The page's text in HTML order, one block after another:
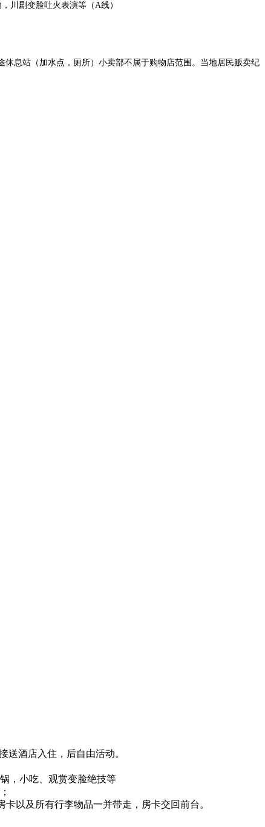
川剧变脸吐火表演等（A线）
息站（加水点，厕所）小卖部不属于购物店范围。当地居民贩卖纪
送酒店入住，后自由活动。
，小吃、观赏变脸绝技等
以及所有行李物品一并带走，房卡交回前台。